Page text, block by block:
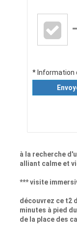
* Information
à la recherche
alliant calme et
*** visite
découvrez ce t2
minutes à pied
de la place des